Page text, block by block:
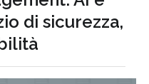
di sicurezza,